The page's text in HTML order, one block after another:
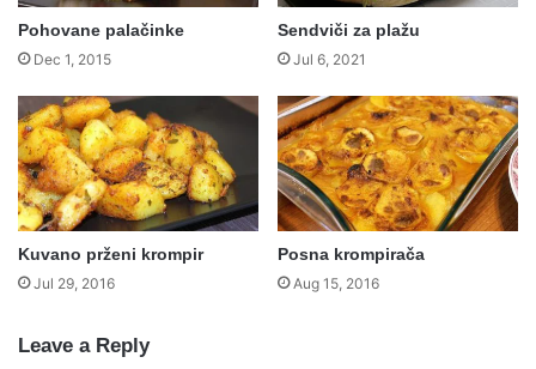
Pohovane palačinke
Dec 1, 2015
Sendviči za plažu
Jul 6, 2021
Kuvano prženi krompir
Jul 29, 2016
Posna krompirača
Aug 15, 2016
Leave a Reply